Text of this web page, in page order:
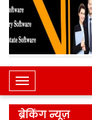
Toggle Navigation
ब्रेकिंग न्यूज़